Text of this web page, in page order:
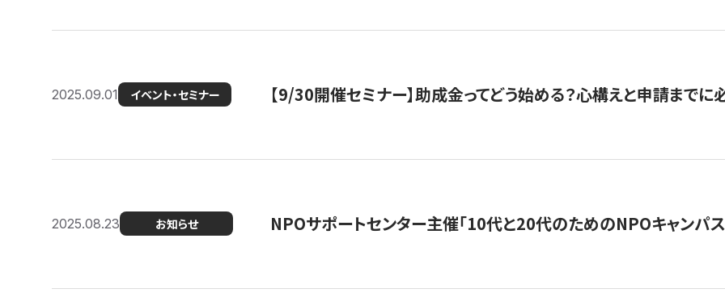
2025.09.01 イベント・セミナー 【9/30開催セミナー】助成金ってどう始める？心構えと申請まで
2025.08.23 お知らせ NPOサポートセンター主催「10代と20代のためのNPOキャンパ